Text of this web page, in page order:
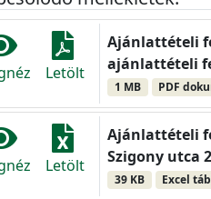
Letölt
Ajánlattételi
ajánlattételi
1 MB PDF
Letölt
Ajánlattételi
Szigony utca
39 KB Excel